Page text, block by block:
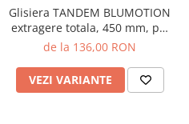
Glisiera TANDEM BLUMOTION
extragere totala, 450 mm, pal
18 mm, 30 kg
de la 136,00 RON
VEZI VARIANTE